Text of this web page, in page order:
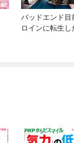
バッドエンド目
ロインに転生し